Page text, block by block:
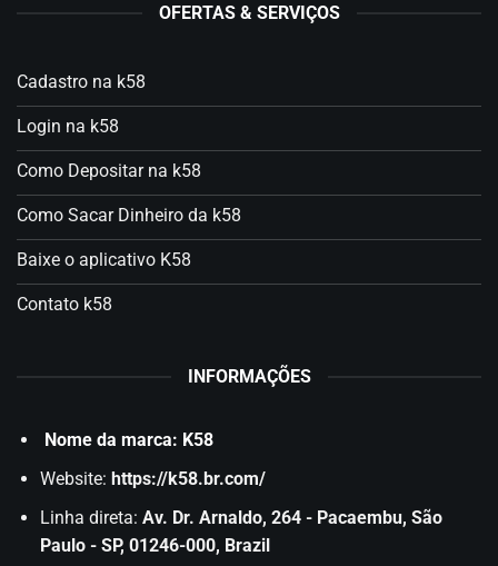
OFERTAS & SERVIÇOS
Cadastro na k58
Login na k58
Como Depositar na k58
Como Sacar Dinheiro da k58
Baixe o aplicativo K58
Contato k58
INFORMAÇÕES
Nome da marca: K58
Website: https://k58.br.com/
Linha direta: Av. Dr. Arnaldo, 264 - Pacaembu, São
Paulo - SP, 01246-000, Brazil